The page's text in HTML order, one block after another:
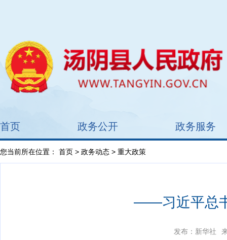
首页 政务公开 政务服务
您当前所在位置： 首页 > 政务动态 > 重大政策
——习近平总
发布：新华社